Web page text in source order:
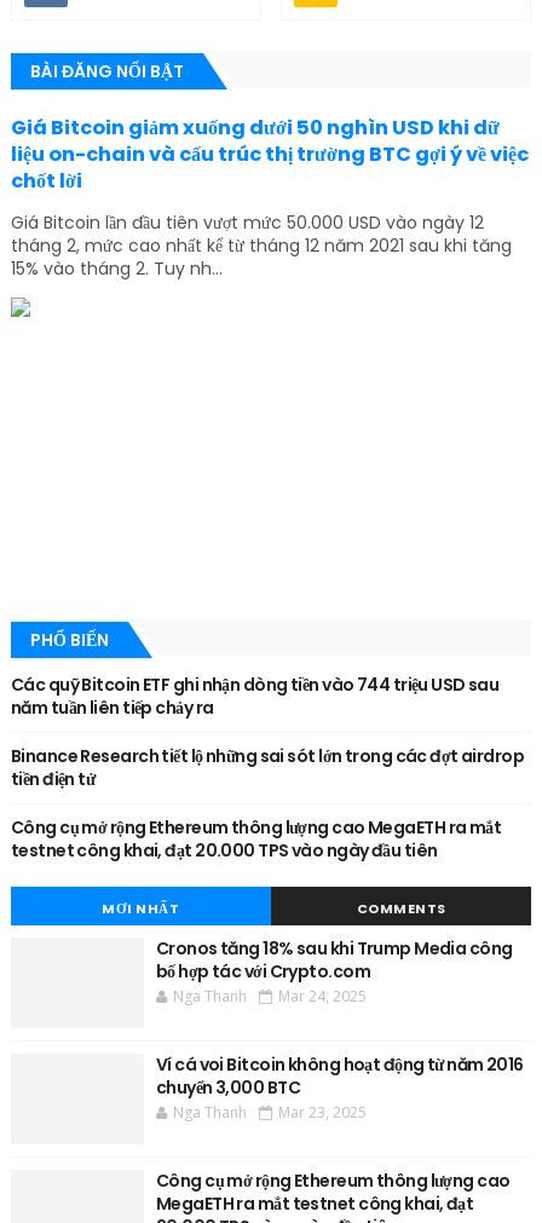
BÀI ĐĂNG NỔI BẬT
Giá Bitcoin giảm xuống dưới 50 nghìn USD khi dữ
liệu on-chain và cấu trúc thị trường BTC gợi ý về việc
chốt lời
Giá Bitcoin lần đầu tiên vượt mức 50.000 USD vào ngày 12
tháng 2, mức cao nhất kể từ tháng 12 năm 2021 sau khi tăng
15% vào tháng 2. Tuy nh...
PHỔ BIẾN
Các quỹ Bitcoin ETF ghi nhận dòng tiền vào 744 triệu USD sau
năm tuần liên tiếp chảy ra
Binance Research tiết lộ những sai sót lớn trong các đợt airdrop
tiền điện tử
Công cụ mở rộng Ethereum thông lượng cao MegaETH ra mắt
testnet công khai, đạt 20.000 TPS vào ngày đầu tiên
MƠI NHẤT COMMENTS
Cronos tăng 18% sau khi Trump Media công
bố hợp tác với Crypto.com
Nga Thanh Mar 24, 2025
Ví cá voi Bitcoin không hoạt động từ năm 2016
chuyển 3,000 BTC
Nga Thanh Mar 23, 2025
Công cụ mở rộng Ethereum thông lượng cao
MegaETH ra mắt testnet công khai, đạt